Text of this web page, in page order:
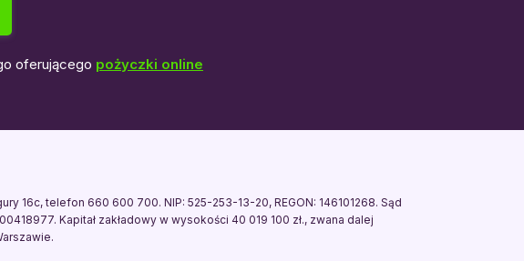
oferującego pożyczki online
16c, telefon 660 600 700. NIP: 525-253-13-20, REGON: 146101268. Sąd
Kapitał zakładowy w wysokości 40 019 100 zł., zwana dalej